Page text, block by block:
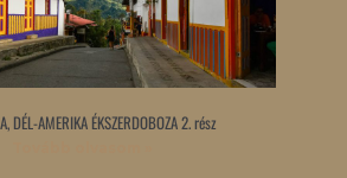
DÉL-AMERIKA ÉKSZERDOBOZA 2. rész